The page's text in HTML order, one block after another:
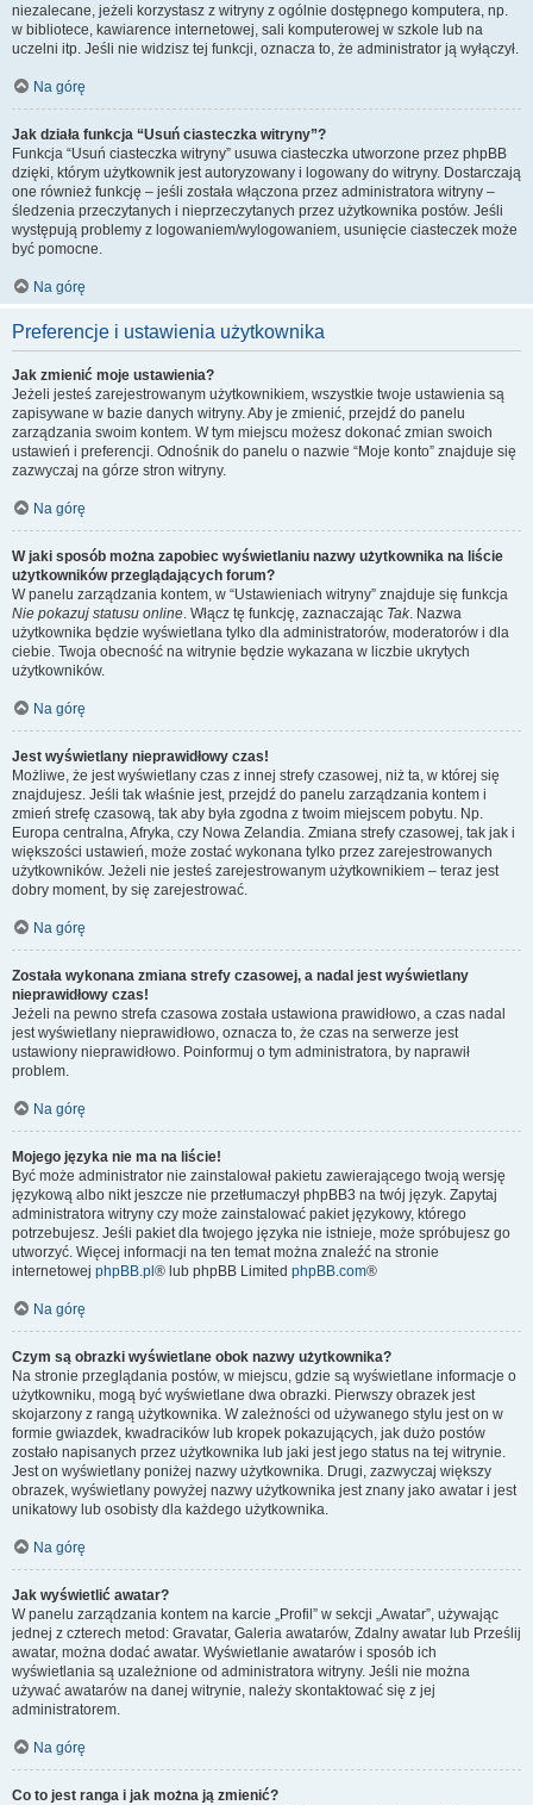
niezalecane, jeżeli korzystasz z witryny z ogólnie dostępnego komputera, np.
w bibliotece, kawiarence internetowej, sali komputerowej w szkole lub na
uczelni itp. Jeśli nie widzisz tej funkcji, oznacza to, że administrator ją wyłączył.
Na górę
Jak działa funkcja “Usuń ciasteczka witryny”?
Funkcja “Usuń ciasteczka witryny” usuwa ciasteczka utworzone przez phpBB
dzięki, którym użytkownik jest autoryzowany i logowany do witryny. Dostarczają
one również funkcję – jeśli została włączona przez administratora witryny –
śledzenia przeczytanych i nieprzeczytanych przez użytkownika postów. Jeśli
występują problemy z logowaniem/wylogowaniem, usunięcie ciasteczek może
być pomocne.
Na górę
Preferencje i ustawienia użytkownika
Jak zmienić moje ustawienia?
Jeżeli jesteś zarejestrowanym użytkownikiem, wszystkie twoje ustawienia są
zapisywane w bazie danych witryny. Aby je zmienić, przejdź do panelu
zarządzania swoim kontem. W tym miejscu możesz dokonać zmian swoich
ustawień i preferencji. Odnośnik do panelu o nazwie “Moje konto” znajduje się
zazwyczaj na górze stron witryny.
Na górę
W jaki sposób można zapobiec wyświetlaniu nazwy użytkownika na liście
użytkowników przeglądających forum?
W panelu zarządzania kontem, w “Ustawieniach witryny” znajduje się funkcja
Nie pokazuj statusu online. Włącz tę funkcję, zaznaczając Tak. Nazwa
użytkownika będzie wyświetlana tylko dla administratorów, moderatorów i dla
ciebie. Twoja obecność na witrynie będzie wykazana w liczbie ukrytych
użytkowników.
Na górę
Jest wyświetlany nieprawidłowy czas!
Możliwe, że jest wyświetlany czas z innej strefy czasowej, niż ta, w której się
znajdujesz. Jeśli tak właśnie jest, przejdź do panelu zarządzania kontem i
zmień strefę czasową, tak aby była zgodna z twoim miejscem pobytu. Np.
Europa centralna, Afryka, czy Nowa Zelandia. Zmiana strefy czasowej, tak jak i
większości ustawień, może zostać wykonana tylko przez zarejestrowanych
użytkowników. Jeżeli nie jesteś zarejestrowanym użytkownikiem – teraz jest
dobry moment, by się zarejestrować.
Na górę
Została wykonana zmiana strefy czasowej, a nadal jest wyświetlany
nieprawidłowy czas!
Jeżeli na pewno strefa czasowa została ustawiona prawidłowo, a czas nadal
jest wyświetlany nieprawidłowo, oznacza to, że czas na serwerze jest
ustawiony nieprawidłowo. Poinformuj o tym administratora, by naprawił
problem.
Na górę
Mojego języka nie ma na liście!
Być może administrator nie zainstalował pakietu zawierającego twoją wersję
językową albo nikt jeszcze nie przetłumaczył phpBB3 na twój język. Zapytaj
administratora witryny czy może zainstalować pakiet językowy, którego
potrzebujesz. Jeśli pakiet dla twojego języka nie istnieje, może spróbujesz go
utworzyć. Więcej informacji na ten temat można znaleźć na stronie
internetowej phpBB.pl ® lub phpBB Limited phpBB.com®
Na górę
Czym są obrazki wyświetlane obok nazwy użytkownika?
Na stronie przeglądania postów, w miejscu, gdzie są wyświetlane informacje o
użytkowniku, mogą być wyświetlane dwa obrazki. Pierwszy obrazek jest
skojarzony z rangą użytkownika. W zależności od używanego stylu jest on w
formie gwiazdek, kwadracików lub kropek pokazujących, jak dużo postów
zostało napisanych przez użytkownika lub jaki jest jego status na tej witrynie.
Jest on wyświetlany poniżej nazwy użytkownika. Drugi, zazwyczaj większy
obrazek, wyświetlany powyżej nazwy użytkownika jest znany jako awatar i jest
unikatowy lub osobisty dla każdego użytkownika.
Na górę
Jak wyświetlić awatar?
W panelu zarządzania kontem na karcie „Profil” w sekcji „Awatar”, używając
jednej z czterech metod: Gravatar, Galeria awatarów, Zdalny awatar lub Prześlij
awatar, można dodać awatar. Wyświetlanie awatarów i sposób ich
wyświetlania są uzależnione od administratora witryny. Jeśli nie można
używać awatarów na danej witrynie, należy skontaktować się z jej
administratorem.
Na górę
Co to jest ranga i jak można ją zmienić?